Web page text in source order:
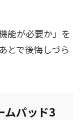
能が必要か」を
とで後悔しづら
ムパッド3